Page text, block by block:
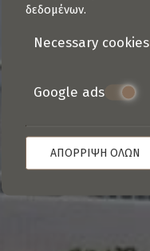
δεδομένων.
Necessary cookies
Google ads
ΑΠΌΡΡΙΨΗ ΌΛΩΝ